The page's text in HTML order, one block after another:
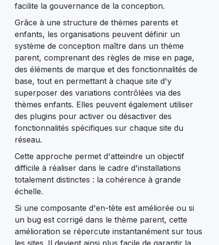
facilite la gouvernance de la conception.
Grâce à une structure de thèmes parents et
enfants, les organisations peuvent définir un
système de conception maître dans un thème
parent, comprenant des règles de mise en page,
des éléments de marque et des fonctionnalités de
base, tout en permettant à chaque site d'y
superposer des variations contrôlées via des
thèmes enfants. Elles peuvent également utiliser
des plugins pour activer ou désactiver des
fonctionnalités spécifiques sur chaque site du
réseau.
Cette approche permet d'atteindre un objectif
difficile à réaliser dans le cadre d'installations
totalement distinctes : la cohérence à grande
échelle.
Si une composante d'en-tête est améliorée ou si
un bug est corrigé dans le thème parent, cette
amélioration se répercute instantanément sur tous
les sites. Il devient ainsi plus facile de garantir la